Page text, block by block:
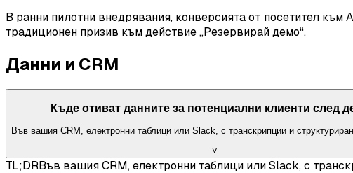
В ранни пилотни внедрявания, конверсията от посетител
традиционен призив към действие „Резервирай демо“.
Данни и CRM
Къде отиват данните за потенциални клиенти след
Във вашия CRM, електронни таблици или Slack, с транскрипции и
˅
TL;DRВъв вашия CRM, електронни таблици или Slack, с